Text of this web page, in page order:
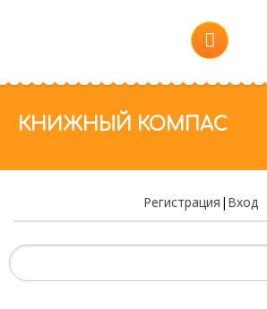
КНИЖНЫЙ КОМПАС
Регистрация | Вход